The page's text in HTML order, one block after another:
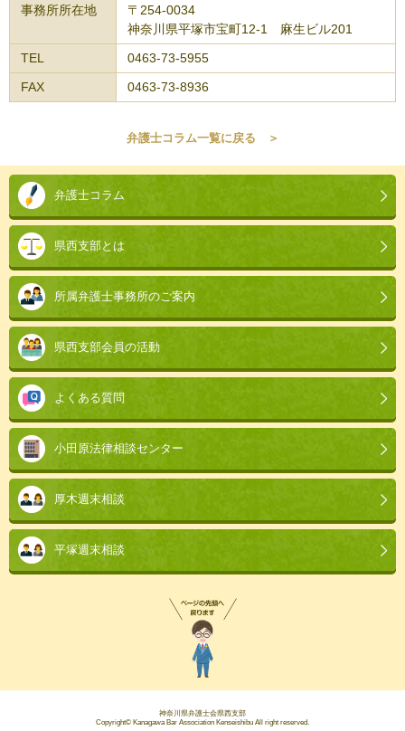
事務所所在地
〒254-0034
神奈川県平塚市宝町12-1 麻生ビル201
TEL
0463-73-5955
FAX
0463-73-8936
弁護士コラム一覧に戻る ＞
本
こ
こ
で。
弁護士コラム
県西支部とは
所属弁護士事務所のご案内
県西支部会員の活動
よくある質問
小田原法律相談センター
厚木週末相談
平塚週末相談
神奈川県弁護士会県西支部
Copyright© Kanagawa Bar Association Kenseishibu All right reserved.